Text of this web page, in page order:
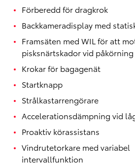
Förberedd för dragkrok
Backkameradisplay med
Framsäten med WIL för att
pisksnärtskador vid
Krokar för bagagenät
Startknapp
Strålkastarrengörare
Accelerationsdämpning vid
Proaktiv körassistans
Vindrutetorkare med variabel
intervallfunktion